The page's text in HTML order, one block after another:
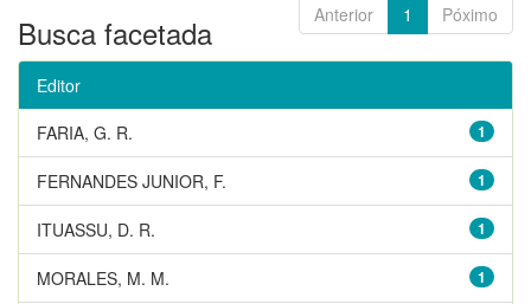
Anterior 1 Póximo
Busca facetada
Editor
1
FARIA, G. R.
1
FERNANDES JUNIOR, F.
1
ITUASSU, D. R.
1
MORALES, M. M.